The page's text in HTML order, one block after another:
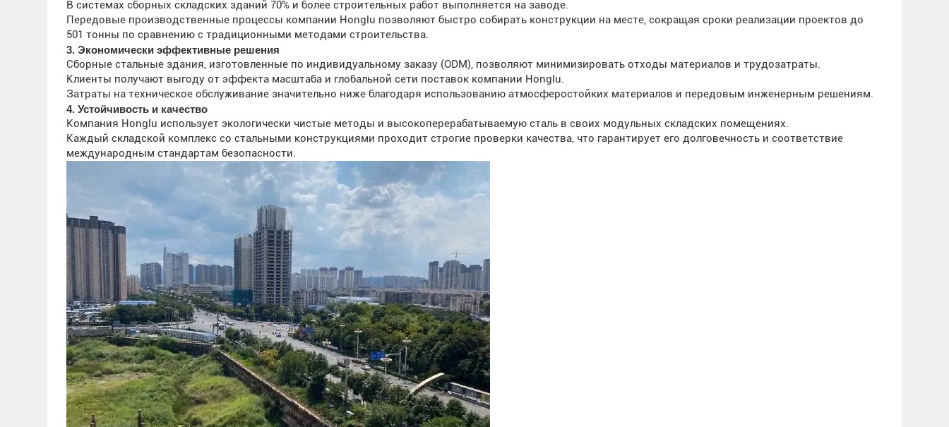
В системах сборных складских зданий 70% и более строительных работ выполняется на заводе.
Передовые производственные процессы компании Honglu позволяют быстро собирать конструкции на месте, сокращая сроки реализации проектов до
501 тонны по сравнению с традиционными методами строительства.
3. Экономически эффективные решения
Сборные стальные здания, изготовленные по индивидуальному заказу (ODM), позволяют минимизировать отходы материалов и трудозатраты.
Клиенты получают выгоду от эффекта масштаба и глобальной сети поставок компании Honglu.
Затраты на техническое обслуживание значительно ниже благодаря использованию атмосферостойких материалов и передовым инженерным решениям.
4. Устойчивость и качество
Компания Honglu использует экологически чистые методы и высокоперерабатываемую сталь в своих модульных складских помещениях.
Каждый складской комплекс со стальными конструкциями проходит строгие проверки качества, что гарантирует его долговечность и соответствие
международным стандартам безопасности.